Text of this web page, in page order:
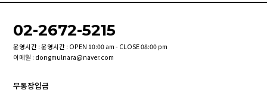
02-2672-5215
운영시간 : 운영시간 : OPEN 10:00 am - CLOSE 08:00 pm
이메일 : dongmulnara@naver.com
무통장입금